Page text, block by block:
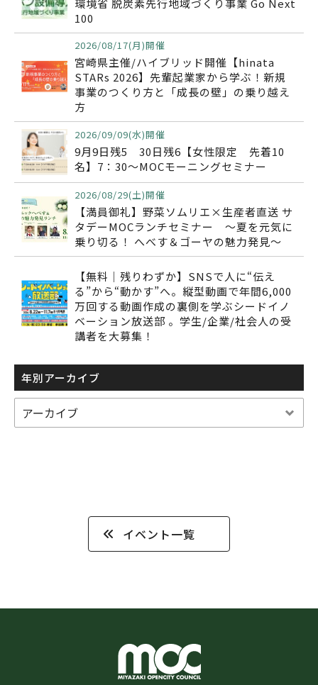
環境省 脱炭素先行地域づくり事業 Go Next
100
2026/08/17(月)開催
宮崎県主催/ハイブリッド開催【hinata
STARs 2026】先輩起業家から学ぶ！新規
事業のつくり方と「成長の壁」の乗り越え
方
2026/09/09(水)開催
9月9日残5 30日残6【女性限定 先着10
名】7：30～MOCモーニングセミナー
2026/08/29(土)開催
【満員御礼】野菜ソムリエ×生産者直送 サ
タデーMOCランチセミナー ～夏を元気に
乗り切る！ へべす＆ゴーヤの魅力発見～
【無料｜残りわずか】SNSで人に“伝え
る”から“動かす”へ。縦型動画で年間6,000
万回する動画作成の裏側を学ぶシードイノ
ベーション放送部 。学生/企業/社会人の受
講者を大募集！
年別アーカイブ
イベント一覧